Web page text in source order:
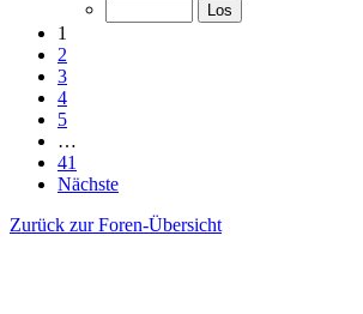
1
2
3
4
5
…
41
Nächste
Zurück zur Foren-Übersicht